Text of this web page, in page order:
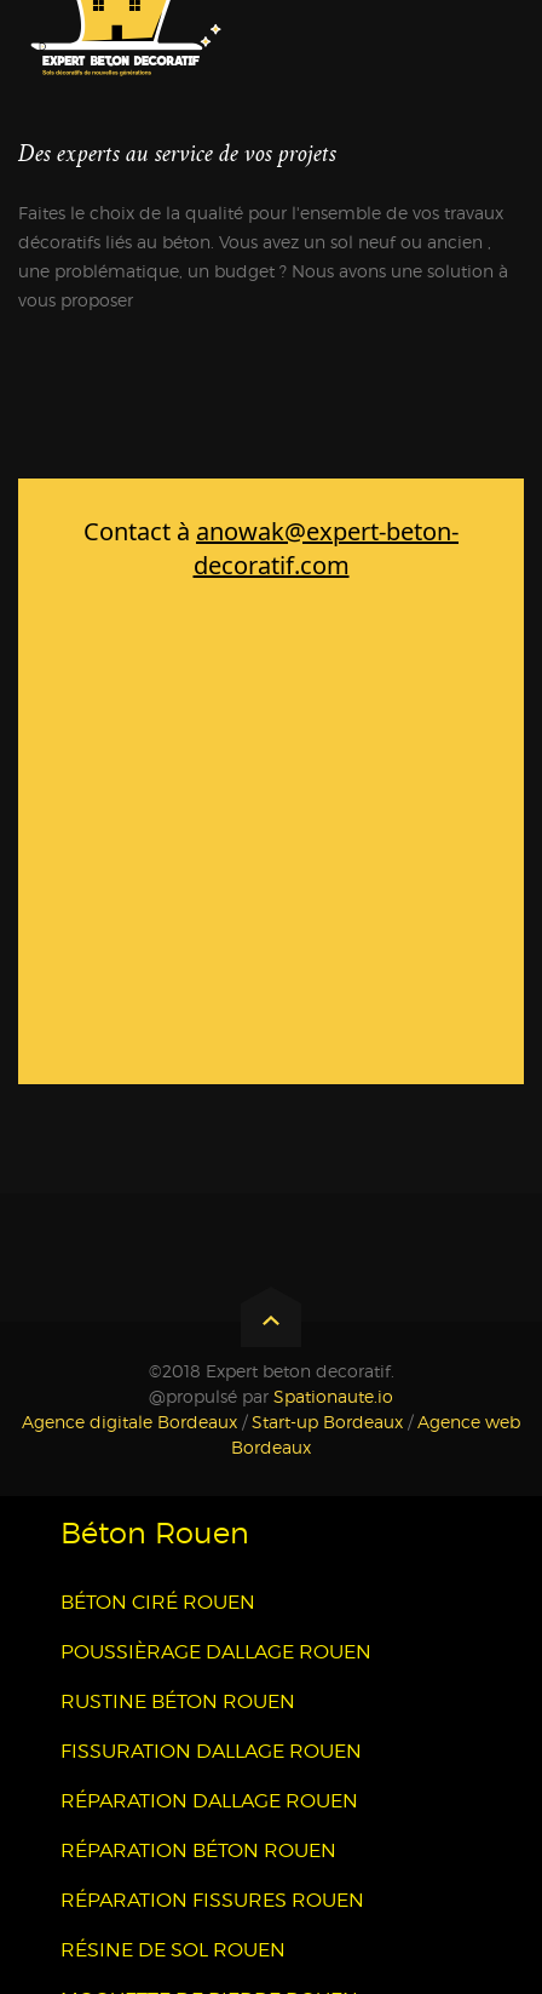
Des experts au service de vos projets
Faites le choix de la qualité pour l'ensemble de vos travaux
décoratifs liés au béton. Vous avez un sol neuf ou ancien ,
une problématique, un budget ? Nous avons une solution à
vous proposer
©2018 Expert beton decoratif.
@propulsé par Spationaute.io
Agence digitale Bordeaux /Start-up Bordeaux /Agence web
Bordeaux
Béton Rouen
BÉTON CIRÉ ROUEN
POUSSIÈRAGE DALLAGE ROUEN
RUSTINE BÉTON ROUEN
FISSURATION DALLAGE ROUEN
RÉPARATION DALLAGE ROUEN
RÉPARATION BÉTON ROUEN
RÉPARATION FISSURES ROUEN
RÉSINE DE SOL ROUEN